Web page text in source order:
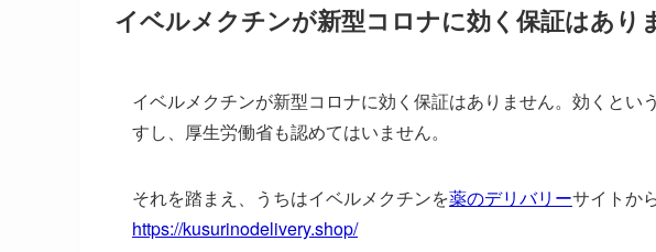
イベルメクチンが新型コロナに効く保証はあり
イベルメクチンが新型コロナに効く保証はありません。効くとい
すし、厚生労働省も認めてはいません。
それを踏まえ、うちはイベルメクチンを薬のデリバリーサイトか
https://kusurinodelivery.shop/